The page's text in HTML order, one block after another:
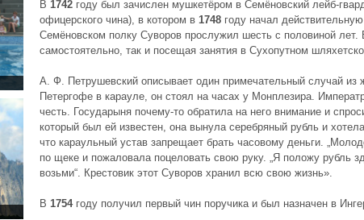
В 1742 году был зачислен мушкетёром в Семёновский лейб-
офицерского чина), в котором в 1748 году начал
Семёновском полку Суворов прослужил шесть с половиной
самостоятельно, так и посещая занятия в Сухопутном
А. Ф. Петрушевский описывает один примечательный случай
Петергофе в карауле, он стоял на часах у Монплезира.
честь. Государыня почему-то обратила на него внимание и
который был ей известен, она вынула серебряный рубль и
что караульный устав запрещает брать часовому деньги.
по щеке и пожаловала поцеловать свою руку. „Я положу рубль
возьми“. Крестовик этот Суворов хранил всю свою жизнь».
В 1754году получил первый чин поручика и был назначен в